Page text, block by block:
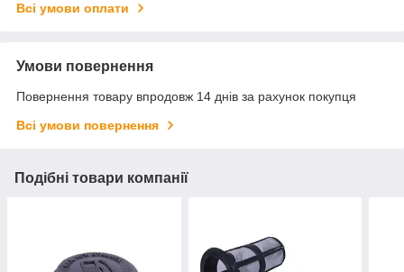
Всі умови оплати
Умови повернення
Повернення товару впродовж 14 днів за рахунок покупця
Всі умови повернення
Подібні товари компанії